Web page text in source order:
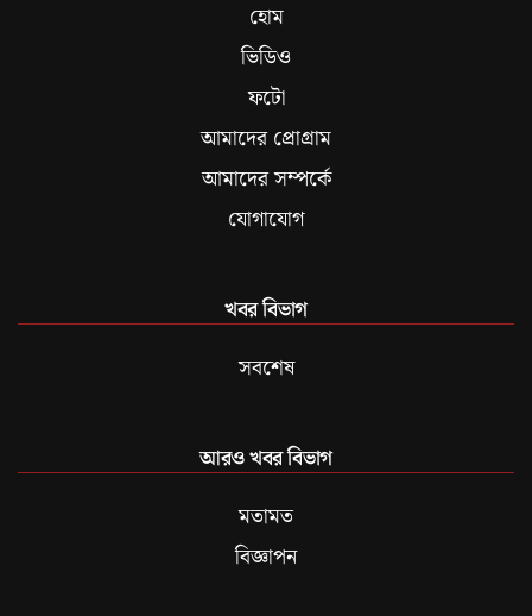
হোম
ভিডিও
ফটো
আমাদের প্রোগ্রাম
আমাদের সম্পর্কে
যোগাযোগ
খবর বিভাগ
সবশেষ
আরও খবর বিভাগ
মতামত
বিজ্ঞাপন